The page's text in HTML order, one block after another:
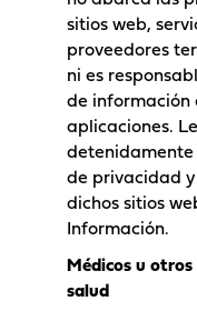
sitios web,
proveedores
ni es
de información
aplicaciones.
detenidamente
de privacidad
dichos sitios
Información.
Médicos u
salud